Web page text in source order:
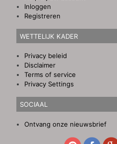
Inloggen
Registreren
WETTELIJK KADER
Privacy beleid
Disclaimer
Terms of service
Privacy Settings
SOCIAAL
Ontvang onze nieuwsbrief